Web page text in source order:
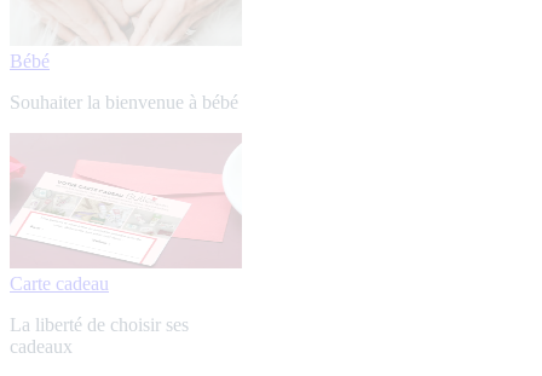
Bébé
Souhaiter la bienvenue à bébé
Carte cadeau
La liberté de choisir ses
cadeaux